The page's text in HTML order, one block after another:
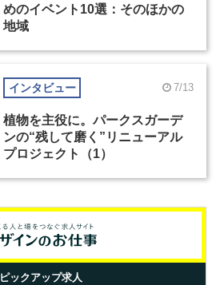
めのイベント10選：そのほかの
地域
インタビュー 7/13
植物を主役に。パークスガーデ
ンの“残して磨く”リニューアル
プロジェクト（1）
ピックアップ求人